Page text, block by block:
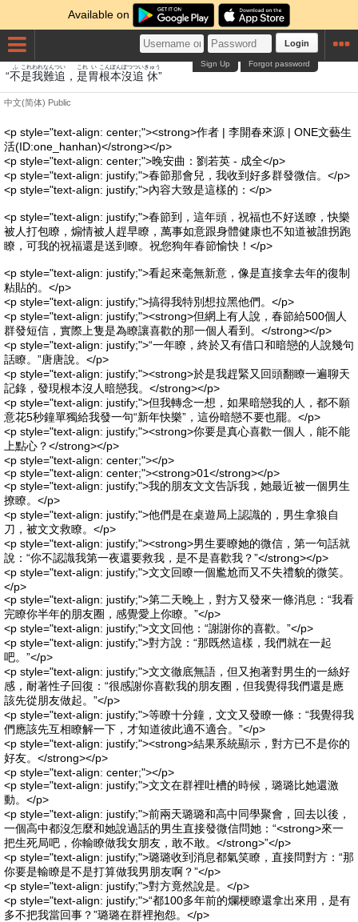
Available on
Login
Forgot password
Sign Up
“不
ふ
是
これ
我
われ
難
なん
追
つい
， 是
これ
胃
い
根本
こんぽん
沒
ぼつ
追
つい
休
きゅう
”
中文(简体) Public
<p style="text-align: center;"><strong>作者 | 李開春來源 | ONE文藝生
活(ID:one_hanhan)</strong></p>
<p style="text-align: center;">晚安曲：劉若英 - 成全</p>
<p style="text-align: justify;">春節那會兒，我收到好多群發微信。</p>
<p style="text-align: justify;">內容大致是這樣的：</p>
<p style="text-align: justify;">春節到，這年頭，祝福也不好送瞭，快樂
被人打包瞭，煽情被人趕早瞭，萬事如意跟身體健康也不知道被誰拐跑
瞭，可我的祝福還是送到瞭。祝您狗年春節愉快！</p>
<p style="text-align: justify;">看起來毫無新意，像是直接拿去年的復制
粘貼的。</p>
<p style="text-align: justify;">搞得我特別想拉黑他們。</p>
<p style="text-align: justify;"><strong>但網上有人說，春節給500個人
群發短信，實際上隻是為瞭讓喜歡的那一個人看到。</strong></p>
<p style="text-align: justify;">“一年瞭，終於又有借口和暗戀的人說幾句
話瞭。”唐唐說。</p>
<p style="text-align: justify;"><strong>於是我趕緊又回頭翻瞭一遍聊天
記錄，發現根本沒人暗戀我。</strong></p>
<p style="text-align: justify;">但我轉念一想，如果暗戀我的人，都不願
意花5秒鐘單獨給我發一句“新年快樂”，這份暗戀不要也罷。</p>
<p style="text-align: justify;"><strong>你要是真心喜歡一個人，能不能
上點心？</strong></p>
<p style="text-align: center;"></p>
<p style="text-align: center;"><strong>01</strong></p>
<p style="text-align: justify;">我的朋友文文告訴我，她最近被一個男生
撩瞭。</p>
<p style="text-align: justify;">他們是在桌遊局上認識的，男生拿狼自
刀，被文文救瞭。</p>
<p style="text-align: justify;"><strong>男生要瞭她的微信，第一句話就
說：“你不認識我第一夜還要救我，是不是喜歡我？”</strong></p>
<p style="text-align: justify;">文文回瞭一個尷尬而又不失禮貌的微笑。
</p>
<p style="text-align: justify;">第二天晚上，對方又發來一條消息：“我看
完瞭你半年的朋友圈，感覺愛上你瞭。”</p>
<p style="text-align: justify;">文文回他：“謝謝你的喜歡。”</p>
<p style="text-align: justify;">對方說：“那既然這樣，我們就在一起
吧。”</p>
<p style="text-align: justify;">文文徹底無語，但又抱著對男生的一絲好
感，耐著性子回復：“很感謝你喜歡我的朋友圈，但我覺得我們還是應
該先從朋友做起。”</p>
<p style="text-align: justify;">等瞭十分鐘，文文又發瞭一條：“我覺得我
們應該先互相瞭解一下，才知道彼此適不適合。”</p>
<p style="text-align: justify;"><strong>結果系統顯示，對方已不是你的
好友。</strong></p>
<p style="text-align: center;"></p>
<p style="text-align: justify;">文文在群裡吐槽的時候，璐璐比她還激
動。</p>
<p style="text-align: justify;">前兩天璐璐和高中同學聚會，回去以後，
一個高中都沒怎麼和她說過話的男生直接發微信問她：“<strong>來一
把生死局吧，你輸瞭做我女朋友，敢不敢。</strong>”</p>
<p style="text-align: justify;">璐璐收到消息都氣笑瞭，直接問對方：“那
你要是輸瞭是不是打算做我男朋友啊？”</p>
<p style="text-align: justify;">對方竟然說是。</p>
<p style="text-align: justify;">“都100多年前的爛梗瞭還拿出來用，是有
多不把我當回事？”璐璐在群裡抱怨。</p>